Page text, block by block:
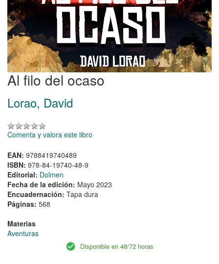
Al filo del ocaso
Lorao, David
Comenta y valora este libro
EAN: 9788419740489
ISBN: 978-84-19740-48-9
Editorial: Dolmen
Fecha de la edición: Mayo 2023
Encuadernación: Tapa dura
Páginas: 568
Materias
Aventuras
Disponible en 48/72 horas